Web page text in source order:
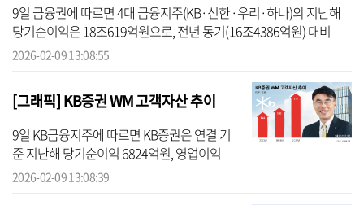
9일 금융권에 따르면 4대 금융지주(KB·신한·우리·하나)의 지난해
당기순이익은 18조619억원으로, 전년 동기(16조4386억원) 대비
9.9% 증가했다. 4대 금융지주 모두 역대 최대 실적을 갈아치웠다. 순
2026-02-09 13:08:55
[그래픽] KB증권 WM 고객자산 추이
9일 KB금융지주에 따르면 KB증권은 연결 기
준 지난해 당기순이익 6824억원, 영업이익
9116억원을 기록했다. 이는 각각 전년 대비
2026-02-09 13:08:39